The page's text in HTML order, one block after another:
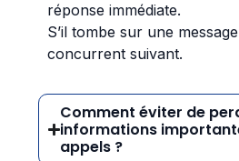
réponse immédiate.
S’il tombe sur une
concurrent suivant.
Comment éviter de
informations
appels ?